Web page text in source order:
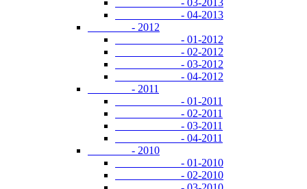
- 03-2013
- 04-2013
- 2012
- 01-2012
- 02-2012
- 03-2012
- 04-2012
- 2011
- 01-2011
- 02-2011
- 03-2011
- 04-2011
- 2010
- 01-2010
- 02-2010